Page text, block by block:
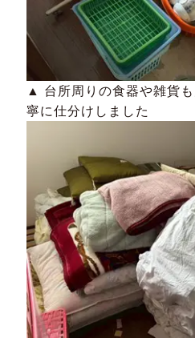
▲ 台所周りの食器や雑貨
寧に仕分けしました